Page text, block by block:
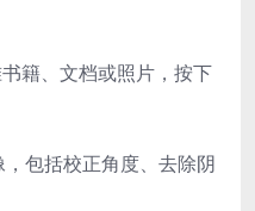
籍、文档或照片，按下
包括校正角度、去除阴